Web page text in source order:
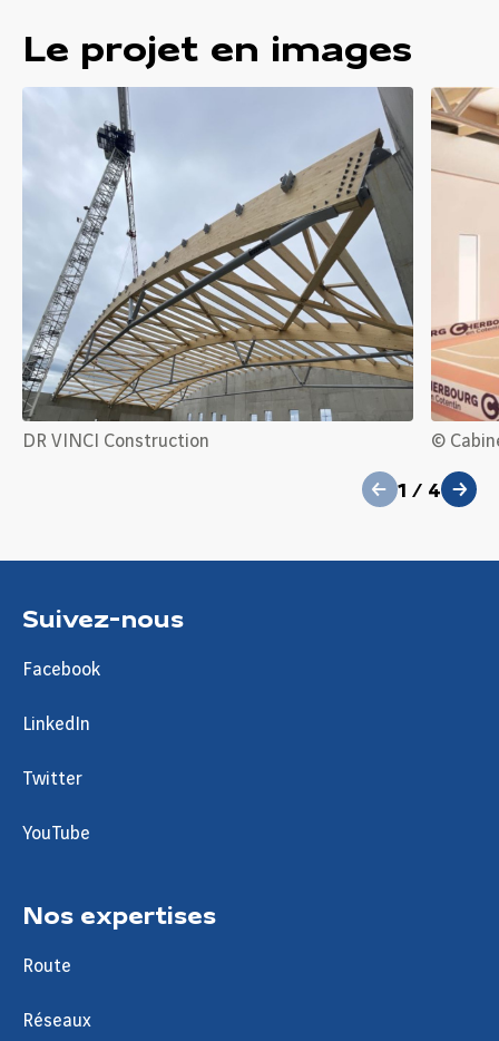
Le projet en images
DR VINCI Construction ©
précédent1 / 4suivant
Suivez-nous
Facebook
LinkedIn
Twitter
YouTube
Nos expertises
Route
Réseaux